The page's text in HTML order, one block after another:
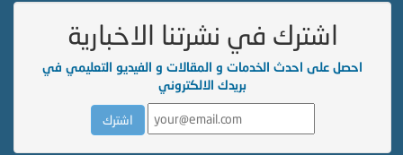
اشترك في نشرتنا الاخبارية
احصل على احدث الخدمات و المقالات و الفيديو التعليمي في
بريدك الالكتروني